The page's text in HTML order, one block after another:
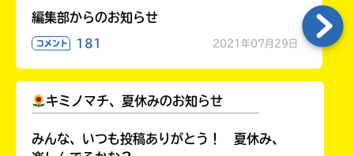
編集部からのお知らせ
コメント 181 2021年07月29日
キミノマチ、夏休みのお知らせ
みんな、いつも投稿ありがとう！ 夏休み、